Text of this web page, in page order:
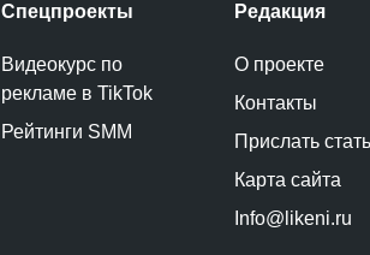
Спецпроекты
Видеокурс по
рекламе в TikTok
Рейтинги SMM
Редакция
О проекте
Контакты
Прислать
Карта сайта
Info@likeni.ru